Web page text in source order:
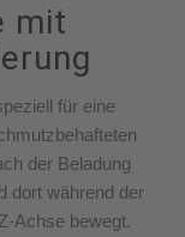
mit
für eine
der Beladung
dort während der
Achse bewegt.